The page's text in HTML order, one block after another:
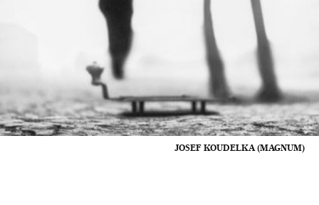
JOSEF KOUDELKA (MAGNUM)